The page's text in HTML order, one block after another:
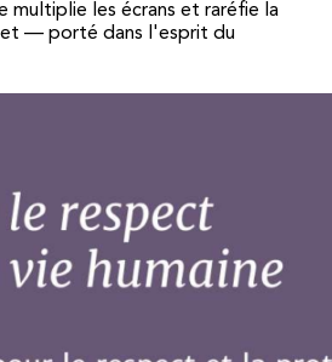
multiplie les écrans et raréfie la
— porté dans l'esprit du